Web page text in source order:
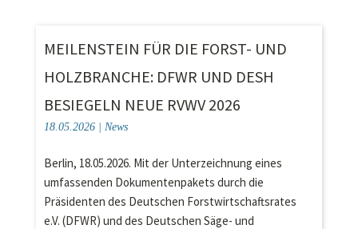
MEILENSTEIN FÜR DIE FORST- UND
HOLZBRANCHE: DFWR UND DESH
BESIEGELN NEUE RVWV 2026
18.05.2026| News
Berlin, 18.05.2026. Mit der Unterzeichnung eines
umfassenden Dokumentenpakets durch die
Präsidenten des Deutschen Forstwirtschaftsrates
e.V. (DFWR) und des Deutschen Säge- und